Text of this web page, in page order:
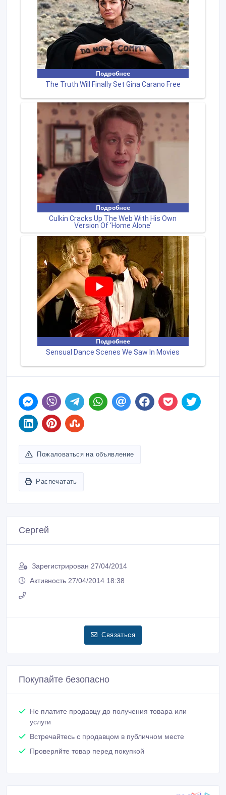
Пожаловаться на объявление
Распечатать
Сергей
Зарегистрирован 27/04/2014
Активность 27/04/2014 18:38
Связаться
Покупайте безопасно
Не платите продавцу до получения товара или
услуги
Встречайтесь с продавцом в публичном месте
Проверяйте товар перед покупкой